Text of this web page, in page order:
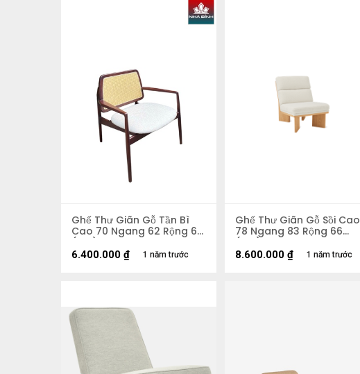
Ghế Thư Giãn Gỗ Tần Bì
Cao 70 Ngang 62 Rộng 68
(cm)
1 năm trước
6.400.000 ₫
Ghế Thư Giãn Gỗ Sồi Cao
78 Ngang 83 Rộng 66
(cm)
1 năm trước
8.600.000 ₫